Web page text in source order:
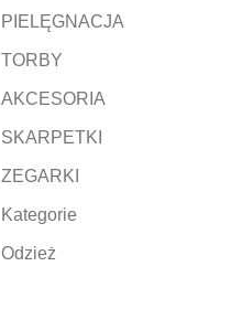
PIELĘGNACJA
TORBY
AKCESORIA
SKARPETKI
ZEGARKI
Kategorie
Odzież